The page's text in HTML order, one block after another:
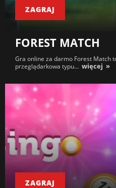
ZAGRAJ
FOREST MATCH
Gra online za darmo Forest Match
przeglądarkowa typu... więcej
ZAGRAJ